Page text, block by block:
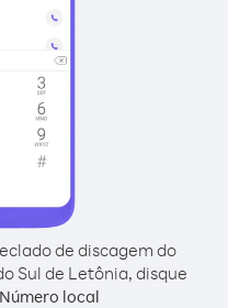
de discagem do
Sul de Letônia, disque
Número local